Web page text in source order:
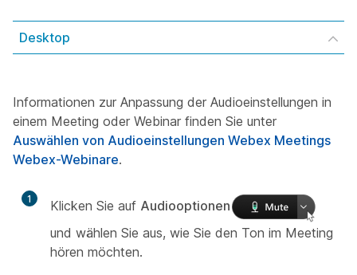
Desktop
Informationen zur Anpassung der Audioeinstellungen in
einem Meeting oder Webinar finden Sie unter
Auswählen von Audioeinstellungen Webex Meetings
Webex-Webinare.
1 Klicken Sie auf Audiooptionen
und wählen Sie aus, wie Sie den Ton im Meeting
hören möchten.